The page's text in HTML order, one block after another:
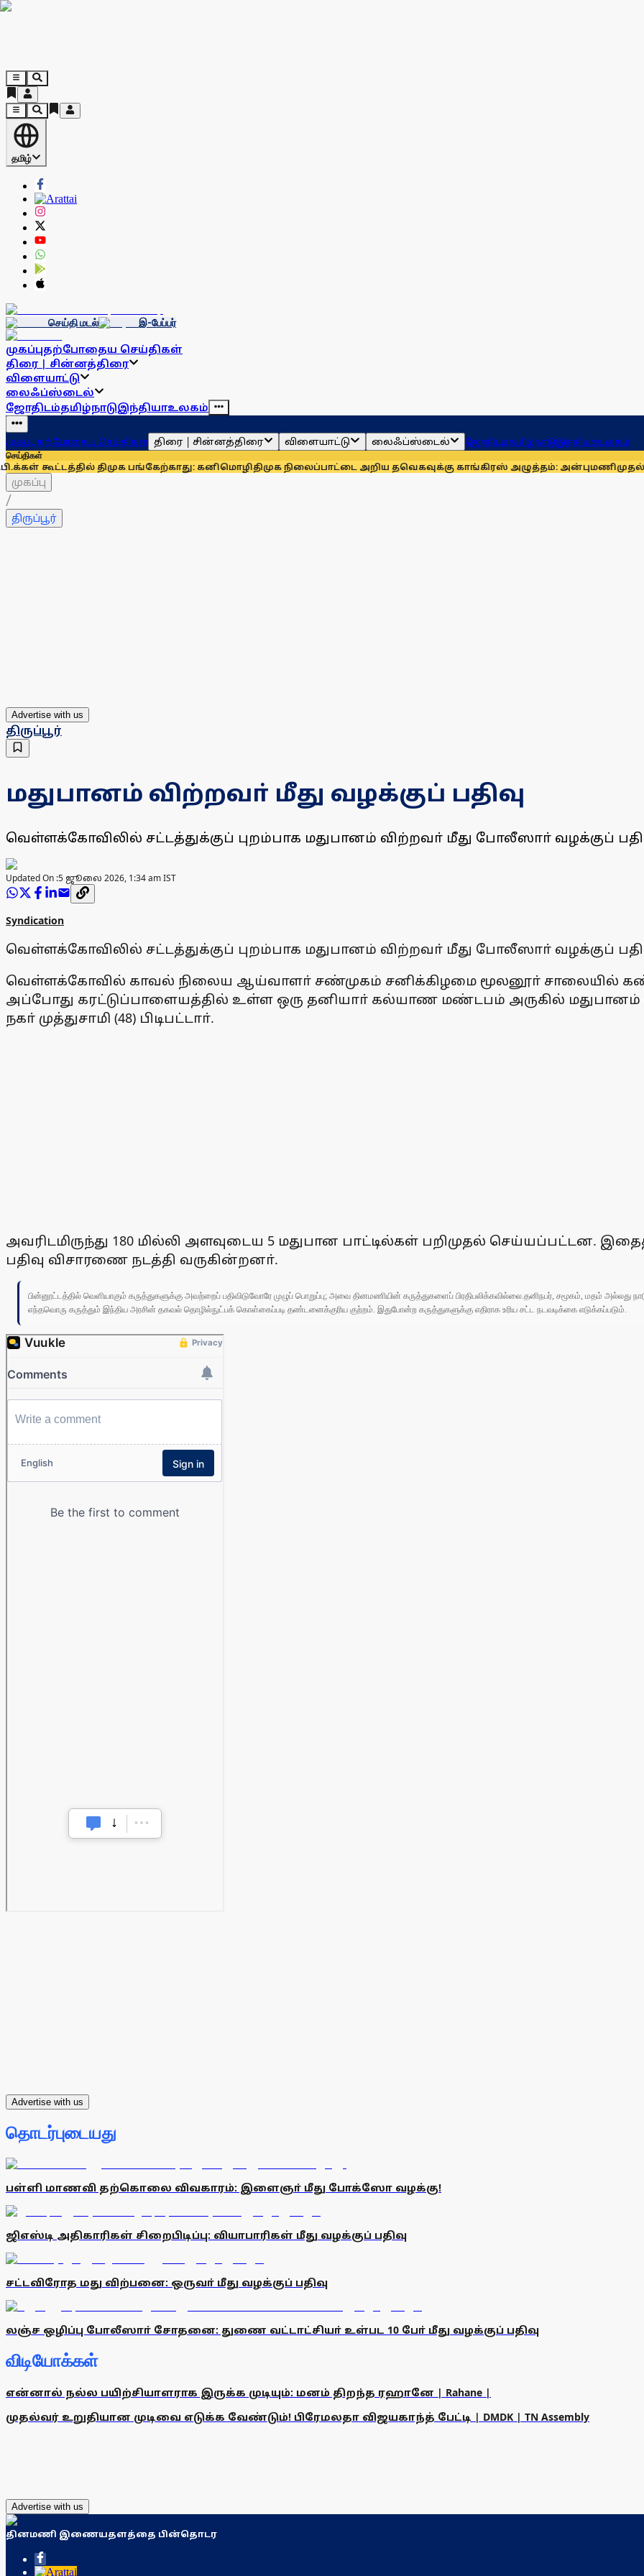
தமிழ்
செய்தி மடல் இ-பேப்பர்
முகப்புதற்போதைய செய்திகள்
திரை | சின்னத்திரை
விளையாட்டு
லைஃப்ஸ்டைல்
ஜோதிடம்தமிழ்நாடுஇந்தியாஉலகம்
முகப்புதற்போதைய செய்திகள் திரை | சின்னத்திரை விளையாட்டு லைஃப்ஸ்டைல் ஜோதிடம்தமிழ்நாடுஇந்தியாஉலகம்
செய்திகள்
திமுக பங்கேற்காது: கனிமொழிதிமுக நிலைப்பாட்டை அறிய தவெகவுக்கு காங்கிரஸ் அழுத்தம்: அன்புமணிமுதல்வர்
முகப்பு
/
திருப்பூர்
Advertise with us
திருப்பூர்
மதுபானம் விற்றவா் மீது வழக்குப் பதிவு
வெள்ளக்கோவிலில் சட்டத்துக்குப் புறம்பாக மதுபானம் விற்றவா் மீது போலீஸாா் வழக்குப்
Updated On :5 ஜூலை 2026, 1:34 am IST
Syndication
வெள்ளக்கோவிலில் சட்டத்துக்குப் புறம்பாக மதுபானம் விற்றவா் மீது போலீஸாா் வழக்குப்
வெள்ளக்கோவில் காவல் நிலைய ஆய்வாளா் சண்முகம் சனிக்கிழமை மூலனூா் சாலையில்
அப்போது கரட்டுப்பாளையத்தில் உள்ள ஒரு தனியாா் கல்யாண மண்டபம் அருகில் மதுபானம்
நகா் முத்துசாமி (48) பிடிபட்டாா்.
அவரிடமிருந்து 180 மில்லி அளவுடைய 5 மதுபான பாட்டில்கள் பறிமுதல் செய்யப்பட்டன.
பதிவு விசாரணை நடத்தி வருகின்றனா்.
பின்னூட்டத்தில் வெளியாகும் கருத்துகளுக்கு அவற்றைப் பதிவிடுவோரே முழுப் பொறுப்பு; அவை தினமணியின் கருத்துகளைப் பிரதிபலிக்கவில்லை.தனிநபர், சமூகம், மதம் அல்லது
எந்தவொரு கருத்தும் இந்திய அரசின் தகவல் தொழில்நுட்பக் கொள்கைப்படி தண்டனைக்குரிய குற்றம். இதுபோன்ற கருத்துகளுக்கு எதிராக உரிய சட்ட நடவடிக்கை எடுக்கப்படும்.
Advertise with us
தொடர்புடையது
பள்ளி மாணவி தற்கொலை விவகாரம்: இளைஞா் மீது போக்ஸோ வழக்கு!
ஜிஎஸ்டி அதிகாரிகள் சிறைபிடிப்பு: வியாபாரிகள் மீது வழக்குப் பதிவு
சட்டவிரோத மது விற்பனை: ஒருவா் மீது வழக்குப் பதிவு
லஞ்ச ஒழிப்பு போலீஸாா் சோதனை: துணை வட்டாட்சியா் உள்பட 10 போ் மீது வழக்குப் பதிவு
விடியோக்கள்
என்னால் நல்ல பயிற்சியாளராக இருக்க முடியும்: மனம் திறந்த ரஹானே | Rahane |
முதல்வர் உறுதியான முடிவை எடுக்க வேண்டும்! பிரேமலதா விஜயகாந்த் பேட்டி | DMDK | TN Assembly
Advertise with us
தினமணி இணையதளத்தை பின்தொடர